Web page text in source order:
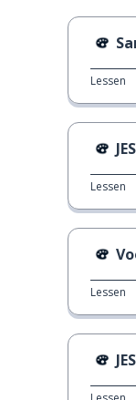
Lessen
Lessen
Lessen